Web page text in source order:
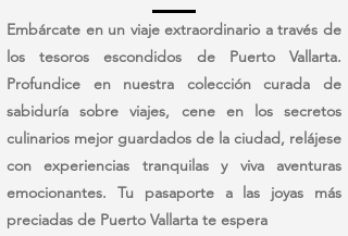
Embárcate en un viaje extraordinario a través de
los tesoros escondidos de Puerto Vallarta.
Profundice en nuestra colección curada de
sabiduría sobre viajes, cene en los secretos
culinarios mejor guardados de la ciudad, relájese
con experiencias tranquilas y viva aventuras
emocionantes. Tu pasaporte a las joyas más
preciadas de Puerto Vallarta te espera